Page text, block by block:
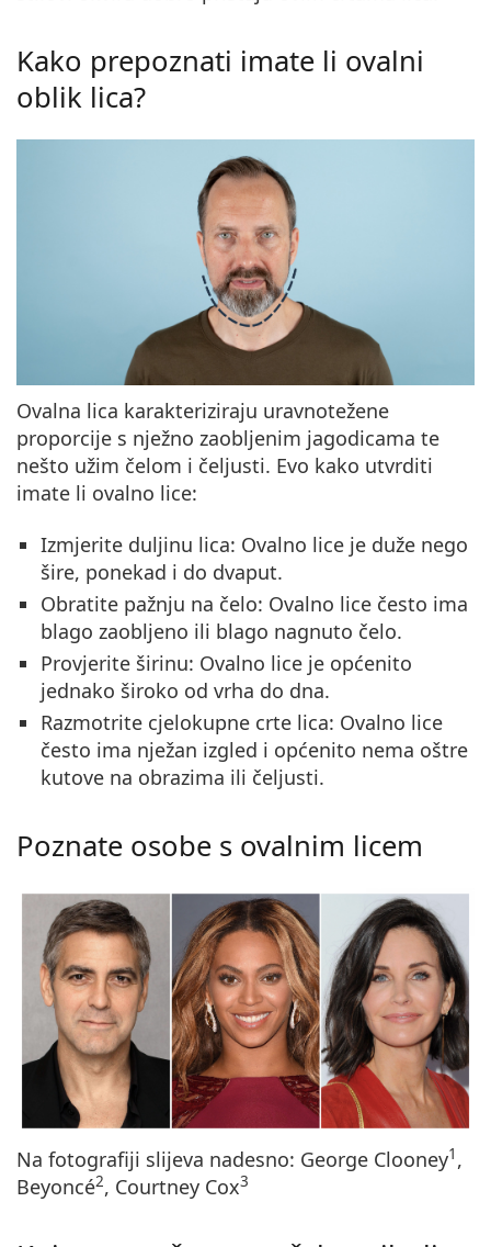
Prada
Sve marke sunčanih naočala
Kako prepoznati imate li ovalni
oblik lica?
Ovalna lica karakteriziraju uravnotežene
proporcije s nježno zaobljenim jagodicama te
nešto užim čelom i čeljusti. Evo kako utvrditi
imate li ovalno lice:
Izmjerite duljinu lica: Ovalno lice je duže nego
šire, ponekad i do dvaput.
Obratite pažnju na čelo: Ovalno lice često ima
blago zaobljeno ili blago nagnuto čelo.
Provjerite širinu: Ovalno lice je općenito
jednako široko od vrha do dna.
Razmotrite cjelokupne crte lica: Ovalno lice
često ima nježan izgled i općenito nema oštre
kutove na obrazima ili čeljusti.
Poznate osobe s ovalnim licem
Na fotografiji slijeva nadesno: George Clooney1 ,
Beyoncé2, Courtney Cox3